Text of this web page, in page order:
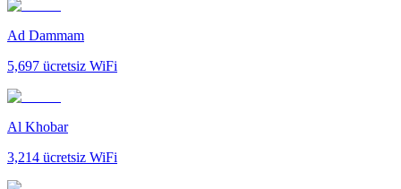
Ad Dammam
5,697 ücretsiz WiFi
Al Khobar
3,214 ücretsiz WiFi